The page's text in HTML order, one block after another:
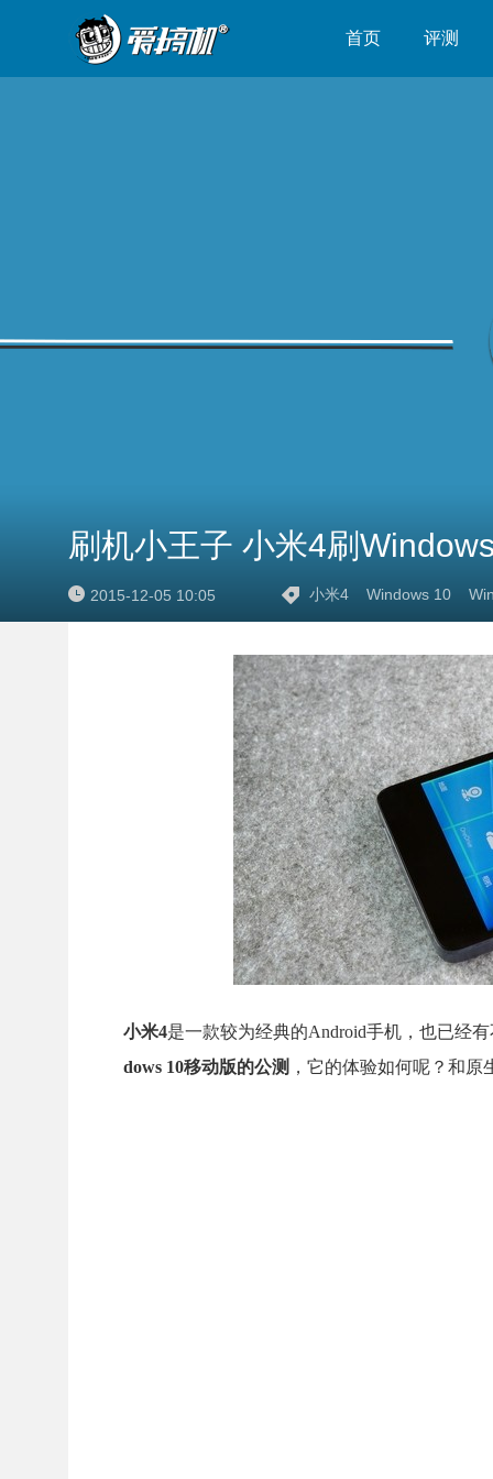
首页 评测
刷机小王子 小米4刷
2015-12-05 10:05 小米4 Windows 10
小米4是一款较为经典的Android手机，也已经
dows 10移动版的公测 ，它的体验如何呢？和原